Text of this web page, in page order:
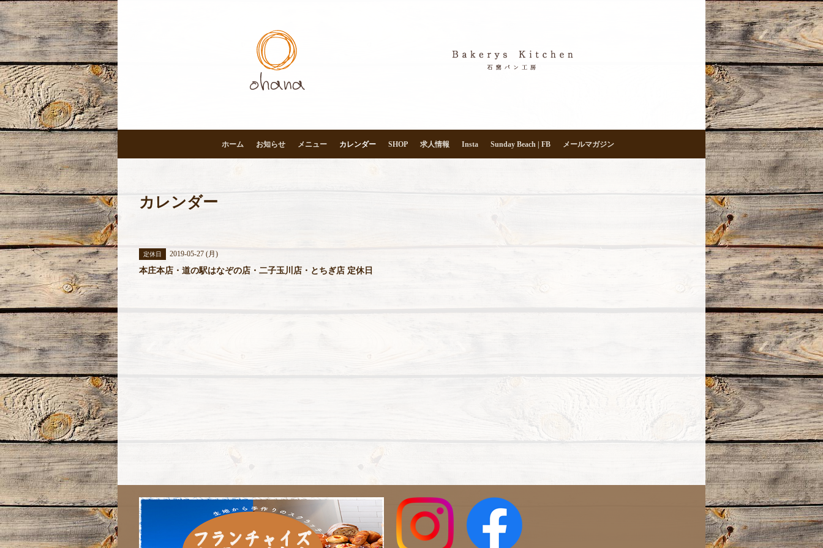
ホーム お知らせ メニュー カレンダー SHOP 求人情報 Insta Sunday Beach | FB メールマガジン
カレンダー
定休日 2019-05-27 (月)
本庄本店・道の駅はなぞの店・二子玉川店・とちぎ店 定休日